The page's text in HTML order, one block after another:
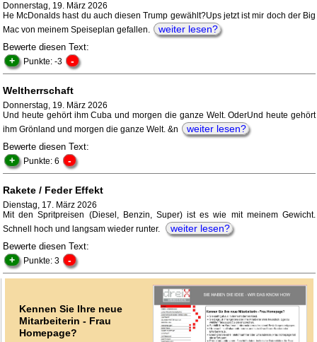
Donnerstag, 19. März 2026
He McDonalds hast du auch diesen Trump gewählt?Ups jetzt ist mir doch der Big
Mac von meinem Speiseplan gefallen.
weiter lesen?
Bewerte diesen Text:
+ Punkte: -3 -
Weltherrschaft
Donnerstag, 19. März 2026
Und heute gehört ihm Cuba und morgen die ganze Welt. OderUnd heute gehört
ihm Grönland und morgen die ganze Welt. &n
weiter lesen?
Bewerte diesen Text:
+ Punkte: 6 -
Rakete / Feder Effekt
Dienstag, 17. März 2026
Mit den Spritpreisen (Diesel, Benzin, Super) ist es wie mit meinem Gewicht.
Schnell hoch und langsam wieder runter.
weiter lesen?
Bewerte diesen Text:
+ Punkte: 3 -
Kennen Sie Ihre neue
Mitarbeiterin - Frau
Homepage?